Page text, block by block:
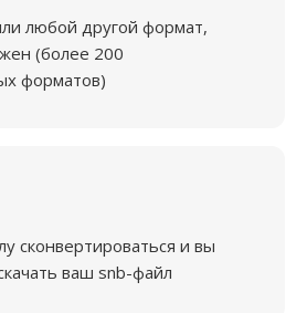
любой другой формат,
(более 200
форматов)
сконвертироваться и вы
ваш snb-файл